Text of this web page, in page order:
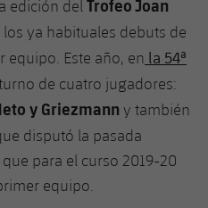
edición del Trofeo Joan
ya habituales debuts de
equipo. Este año, en la 54ª
de cuatro jugadores:
y Griezmann y también
disputó la pasada
para el curso 2019-20
equipo.